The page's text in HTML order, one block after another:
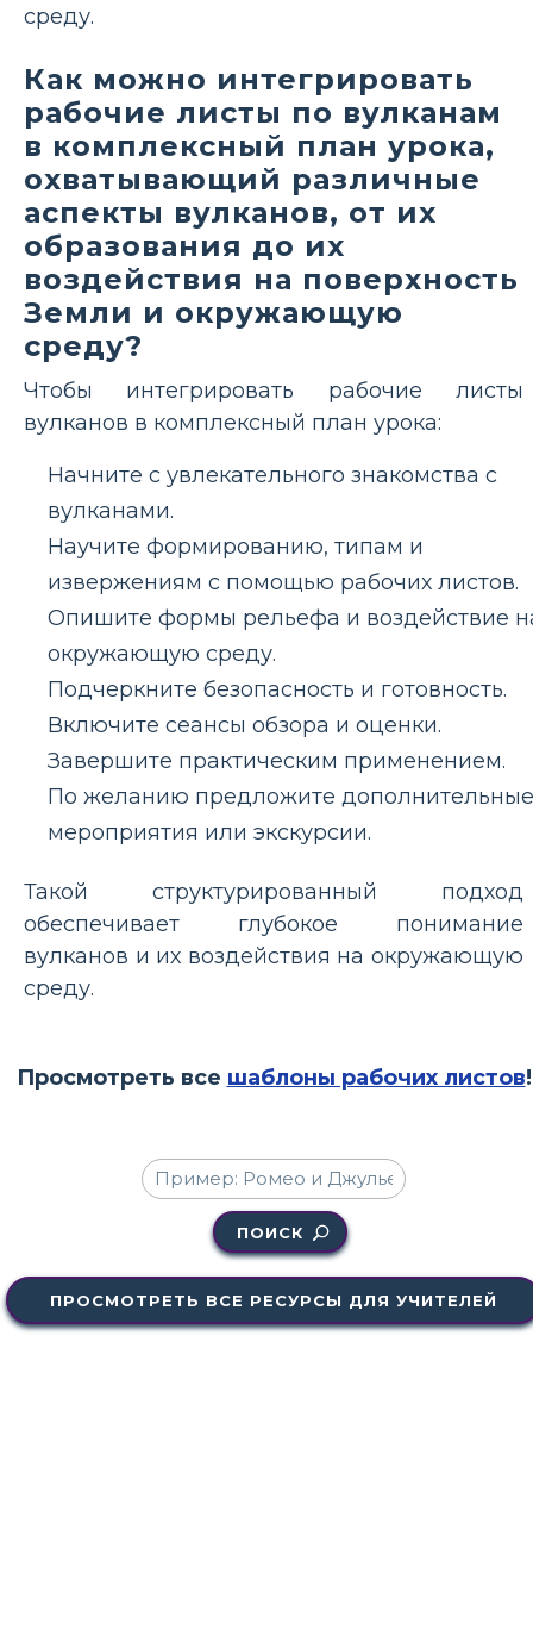
среду.
Как можно интегрировать
рабочие листы по вулканам
в комплексный план урока,
охватывающий различные
аспекты вулканов, от их
образования до их
воздействия на поверхность
Земли и окружающую
среду?
Чтобы интегрировать рабочие листы
вулканов в комплексный план урока:
Начните с увлекательного знакомства с
вулканами.
Научите формированию, типам и
извержениям с помощью рабочих листов.
Опишите формы рельефа и воздействие
окружающую среду.
Подчеркните безопасность и готовность.
Включите сеансы обзора и оценки.
Завершите практическим применением.
По желанию предложите дополнительные
мероприятия или экскурсии.
Такой структурированный подход
обеспечивает глубокое понимание
вулканов и их воздействия на окружающую
среду.
Просмотреть все шаблоны рабочих листов!
ПОИСК
ПРОСМОТРЕТЬ ВСЕ РЕСУРСЫ ДЛЯ УЧИТЕЛЕЙ